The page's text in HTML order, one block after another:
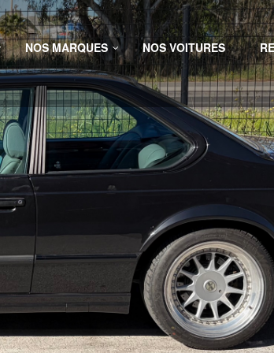
NOS MARQUES NOS VOITURES